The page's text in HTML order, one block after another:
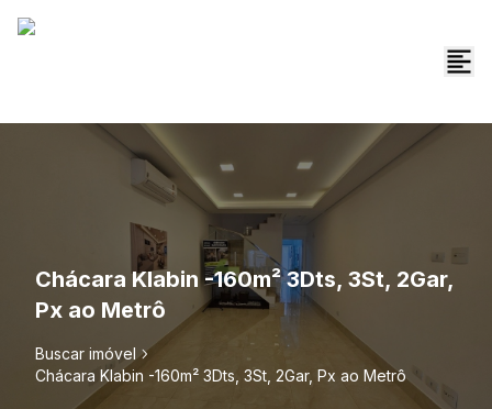
Chácara Klabin -160m² 3Dts, 3St, 2Gar,
Px ao Metrô
Buscar imóvel
Chácara Klabin -160m² 3Dts, 3St, 2Gar, Px ao Metrô